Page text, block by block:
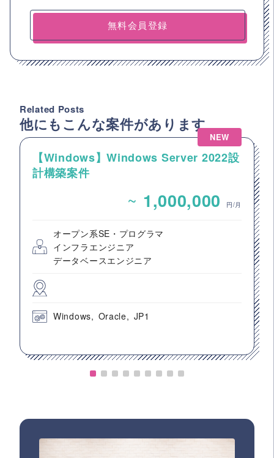
無料会員登録
Related Posts
他にもこんな案件があります
NEW
【Windows】Windows Server 2022設
計構築案件
~ 1,000,000 円/月
オープン系SE・プログラマ
インフラエンジニア
データベースエンジニア
Windows Oracle JP1